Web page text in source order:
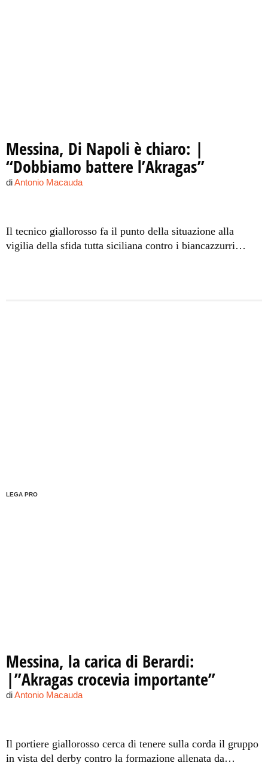
Messina, Di Napoli è chiaro: |
“Dobbiamo battere l’Akragas”
diAntonio Macauda
Il tecnico giallorosso fa il punto della situazione alla
vigilia della sfida tutta siciliana contro i biancazzurri
LEGA PRO
Messina, la carica di Berardi:
|”Akragas crocevia importante”
diAntonio Macauda
Il portiere giallorosso cerca di tenere sulla corda il gruppo
in vista del derby contro la formazione allenata da